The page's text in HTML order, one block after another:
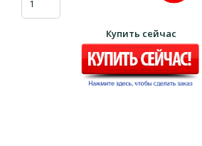
Купить сейчас